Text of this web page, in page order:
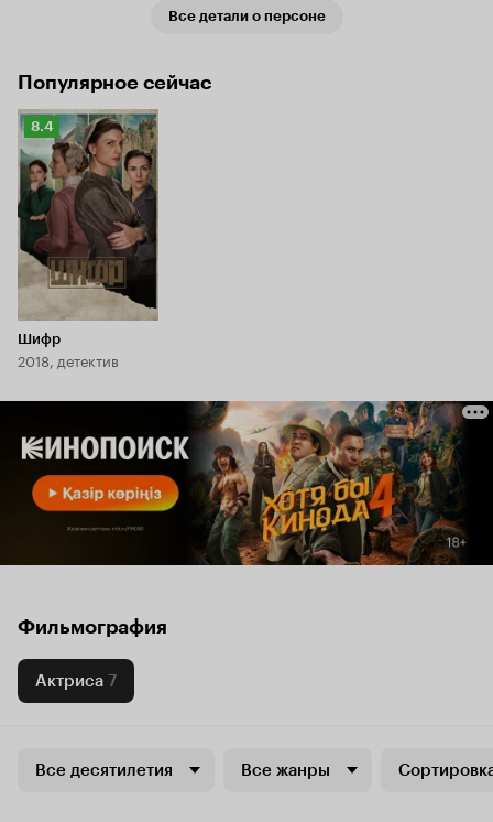
Все детали о персоне
Популярное сейчас
Рейтинг
Кинопоиска
8.4
8.4
Шифр
2018, детектив
Фильмография
Актриса 7
Все десятилетия Все жанры